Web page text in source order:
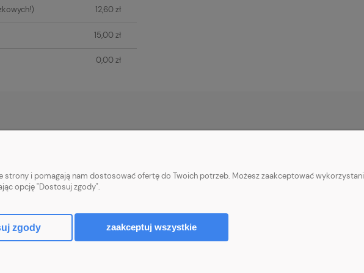
12,60 zł
15,00 zł
0,00 zł
Wysyłka i koszty dostawy
Polityka prywatności
strony i pomagają nam dostosować ofertę do Twoich potrzeb. Możesz zaakceptować
opcję "Dostosuj zgody".
zgody zaakceptuj wszystkie